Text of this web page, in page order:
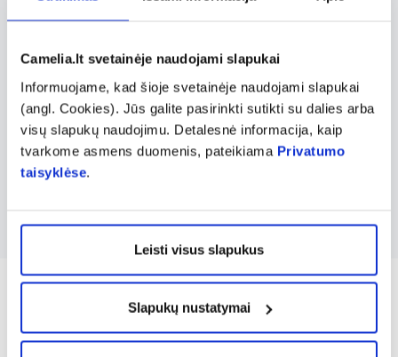
Camelia.lt svetainėje naudojami slapukai
Informuojame, kad šioje svetainėje naudojami slapukai
(angl. Cookies). Jūs galite pasirinkti sutikti su dalies arba
visų slapukų naudojimu. Detalesnė informacija, kaip
tvarkome asmens duomenis, pateikiama Privatumo
taisyklėse.
Leisti visus slapukus
Slapukų nustatymai
sudėties produktai nedirgina, ramina jautrios
srities odą, išlaiko tinkamą pH lygį, užtikrina
natūralią odos apsauginę funkciją ir mažina
nemalonius simptomus, taip gerinant moters
gyvenimo kokybę. VAGISAN gaminius galima
naudoti žindant krūtimi ar laukiantis, bet
prieš tai derėtų pasitarti su gydytoju.